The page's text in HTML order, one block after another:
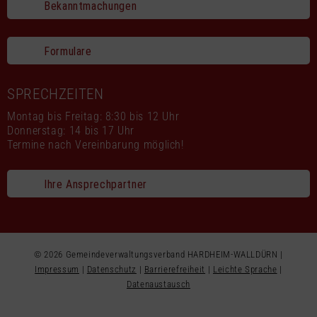
Bekanntmachungen
Formulare
SPRECHZEITEN
Montag bis Freitag: 8:30 bis 12 Uhr
Donnerstag: 14 bis 17 Uhr
Termine nach Vereinbarung möglich!
Ihre Ansprechpartner
© 2026 Gemeindeverwaltungsverband HARDHEIM-WALLDÜRN |
Impressum | Datenschutz | Barrierefreiheit | Leichte Sprache |
Datenaustausch